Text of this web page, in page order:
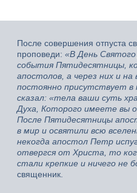
После совершения отпуста
проповеди: «В День
события Пятидесятницы,
апостолов, а через них и
постоянно присутствует в
сказал: «тела ваши суть
Духа, Которого имеете вы
После Пятидесятницы
в мир и освятили всю
некогда апостол Петр
отвергся от Христа, то
стали крепкие и ничего не
священник.